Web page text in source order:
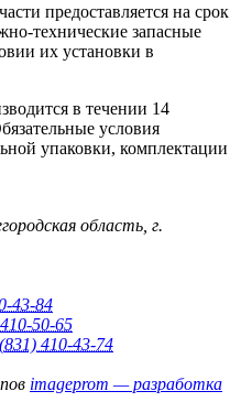
предоставляется на срок
технические запасные
их установки в
в течении 14
условия
упаковки, комплектации
область, г.
43-84
50-65
410-43-74
imageprom — разработка